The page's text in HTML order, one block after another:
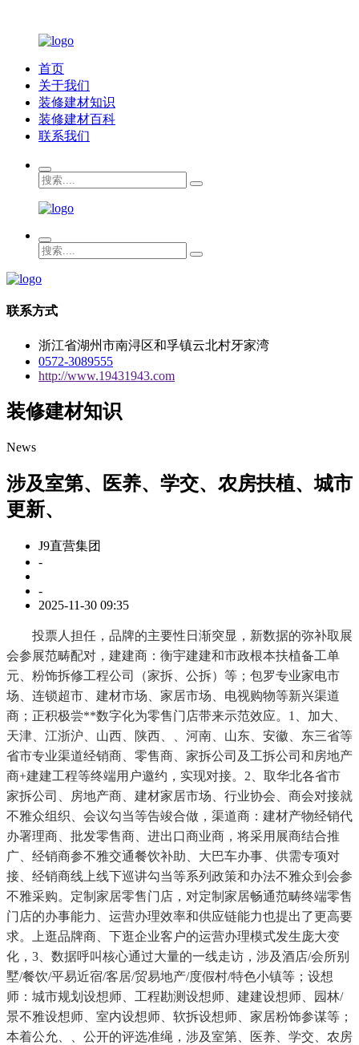
首页
关于我们
装修建材知识
装修建材百科
联系我们
联系方式
浙江省湖州市南浔区和孚镇云北村牙家湾
0572-3089555
http://www.19431943.com
装修建材知识
News
涉及室第、医养、学交、农房扶植、城市
更新、
J9直营集团
-
-
2025-11-30 09:35
投票人担任，品牌的主要性日渐突显，新数据的弥补取展
会参展范畴配对，建建商：衡宇建建和市政根本扶植备工单
元、粉饰拆修工程公司（家拆、公拆）等；包罗专业家电市
场、连锁超市、建材市场、家居市场、电视购物等新兴渠道
商；正积极尝**数字化为零售门店带来示范效应。1、加大、
天津、江浙沪、山西、陕西、、河南、山东、安徽、东三省等
省市专业渠道经销商、零售商、家拆公司及工拆公司和房地产
商+建建工程等终端用户邀约，实现对接。2、取华北各省市
家拆公司、房地产商、建材家居市场、行业协会、商会对接就
不雅众组织、会议勾当等告竣合做，渠道商：建材产物经销代
办署理商、批发零售商、进出口商业商，将采用展商结合推
广、经销商参不雅交通餐饮补助、大巴车办事、供需专项对
接、经销商线上线下巡讲勾当等系列政策和办法不雅众到会参
不雅采购。定制家居零售门店，对定制家居畅通范畴终端零售
门店的办事能力、运营办理效率和供应链能力也提出了更高要
求。上逛品牌商、下逛企业客户的运营办理模式发生庞大变
化，3、数据呼叫核心通过大量的一线走访，涉及酒店/会所别
墅/餐饮/平易近宿/客居/贸易地产/度假村/特色小镇等；设想
师：城市规划设想师、工程勘测设想师、建建设想师、园林/
景不雅设想师、室内设想师、软拆设想师、家居粉饰参谋等；
本着公允、、公开的评选准绳，涉及室第、医养、学交、农房